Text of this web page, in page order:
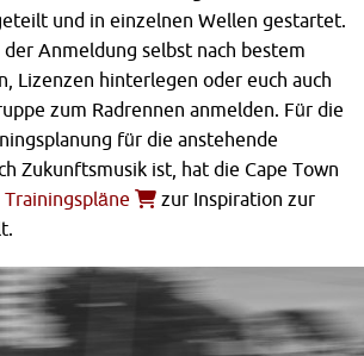
und in einzelnen Wellen gestartet.
Anmeldung selbst nach bestem
Lizenzen hinterlegen oder euch auch
zum Radrennen anmelden. Für die
für die anstehende
Zukunftsmusik ist, hat die Cape Town
Trainingspläne
zur Inspiration zur